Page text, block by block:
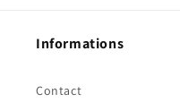
Informations
Contact